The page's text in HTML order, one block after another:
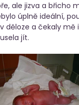
ale jizva a břicho
úplně ideální,
děloze a čekaly
jít.